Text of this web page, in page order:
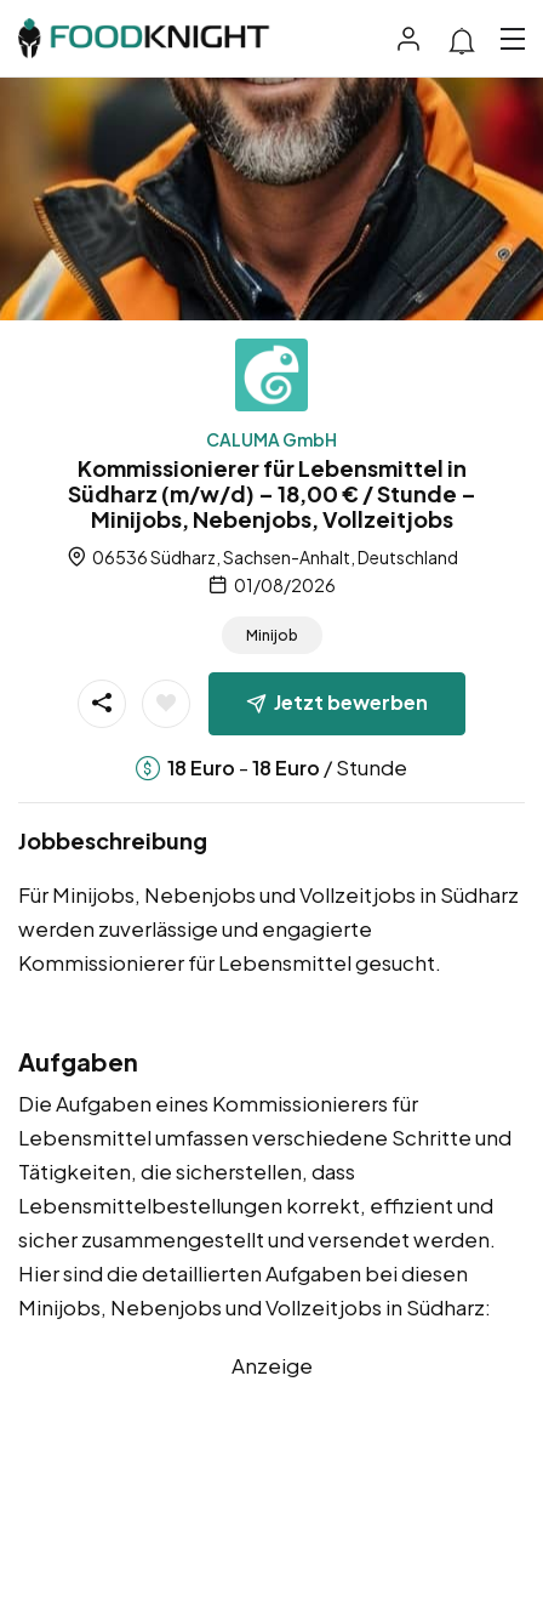
CALUMA GmbH
Kommissionierer für Lebensmittel in
Südharz (m/w/d) – 18,00 € / Stunde –
Minijobs, Nebenjobs, Vollzeitjobs
06536 Südharz, Sachsen-Anhalt, Deutschland
01/08/2026
Minijob
Jetzt bewerben
18 Euro -18 Euro / Stunde
Jobbeschreibung
Für Minijobs, Nebenjobs und Vollzeitjobs in Südharz
werden zuverlässige und engagierte
Kommissionierer für Lebensmittel gesucht.
Aufgaben
Die Aufgaben eines Kommissionierers für
Lebensmittel umfassen verschiedene Schritte und
Tätigkeiten, die sicherstellen, dass
Lebensmittelbestellungen korrekt, effizient und
sicher zusammengestellt und versendet werden.
Hier sind die detaillierten Aufgaben bei diesen
Minijobs, Nebenjobs und Vollzeitjobs in Südharz:
Anzeige